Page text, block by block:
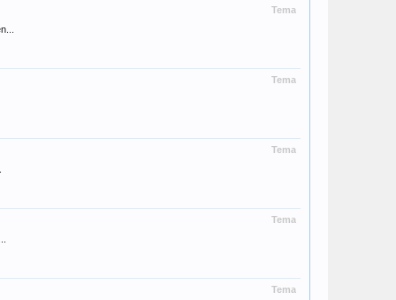
Tema
Tema
Tema
Tema
Tema